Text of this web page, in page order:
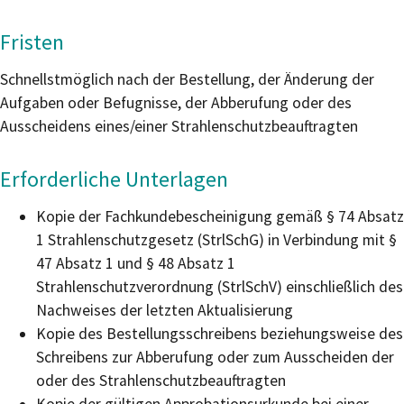
Fristen
Schnellstmöglich nach der Bestellung, der Änderung der
Aufgaben oder Befugnisse, der Abberufung oder des
Ausscheidens eines/einer Strahlenschutzbeauftragten
Erforderliche Unterlagen
Kopie der Fachkundebescheinigung gemäß § 74 Absatz
1 Strahlenschutzgesetz (StrlSchG) in Verbindung mit §
47 Absatz 1 und § 48 Absatz 1
Strahlenschutzverordnung (StrlSchV) einschließlich des
Nachweises der letzten Aktualisierung
Kopie des Bestellungsschreibens beziehungsweise des
Schreibens zur Abberufung oder zum Ausscheiden der
oder des Strahlenschutzbeauftragten